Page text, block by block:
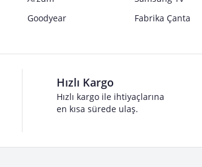
Goodyear
Fabrika Çanta
Hızlı Kargo
Hızlı kargo ile ihtiyaçlarına
en kısa sürede ulaş.